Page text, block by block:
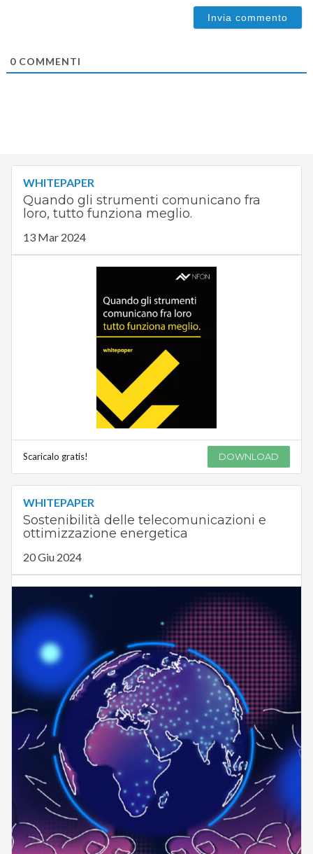
0COMMENTI
WHITEPAPER
Quando gli strumenti comunicano fra
loro, tutto funziona meglio.
13 Mar 2024
Scaricalo gratis! DOWNLOAD
WHITEPAPER
Sostenibilità delle telecomunicazioni e
ottimizzazione energetica
20 Giu 2024